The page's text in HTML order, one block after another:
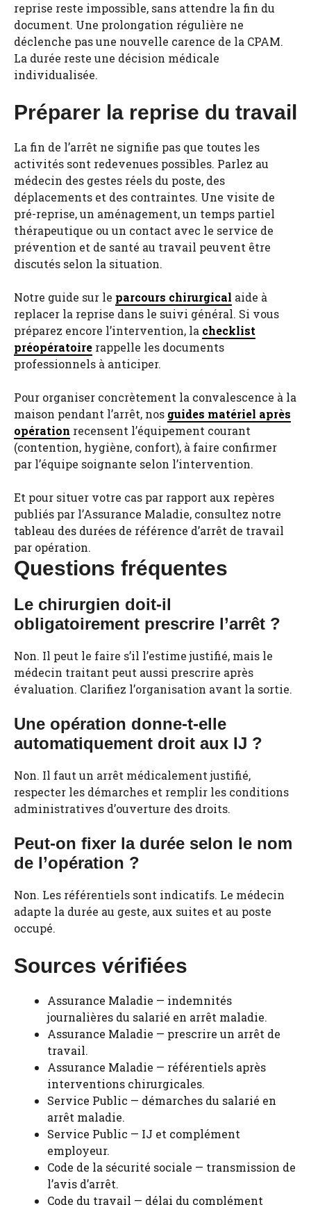
reprise reste impossible, sans attendre la fin du
document. Une prolongation régulière ne
déclenche pas une nouvelle carence de la CPAM.
La durée reste une décision médicale
individualisée.
Préparer la reprise du travail
La fin de l’arrêt ne signifie pas que toutes les
activités sont redevenues possibles. Parlez au
médecin des gestes réels du poste, des
déplacements et des contraintes. Une visite de
pré-reprise, un aménagement, un temps partiel
thérapeutique ou un contact avec le service de
prévention et de santé au travail peuvent être
discutés selon la situation.
Notre guide sur le parcours chirurgical aide à
replacer la reprise dans le suivi général. Si vous
préparez encore l’intervention, la checklist
préopératoire rappelle les documents
professionnels à anticiper.
Pour organiser concrètement la convalescence à la
maison pendant l’arrêt, nos guides matériel après
opération recensent l’équipement courant
(contention, hygiène, confort), à faire confirmer
par l’équipe soignante selon l’intervention.
Et pour situer votre cas par rapport aux repères
publiés par l’Assurance Maladie, consultez notre
tableau des durées de référence d’arrêt de travail
par opération.
Questions fréquentes
Le chirurgien doit-il
obligatoirement prescrire l’arrêt ?
Non. Il peut le faire s’il l’estime justifié, mais le
médecin traitant peut aussi prescrire après
évaluation. Clarifiez l’organisation avant la sortie.
Une opération donne-t-elle
automatiquement droit aux IJ ?
Non. Il faut un arrêt médicalement justifié,
respecter les démarches et remplir les conditions
administratives d’ouverture des droits.
Peut-on fixer la durée selon le nom
de l’opération ?
Non. Les référentiels sont indicatifs. Le médecin
adapte la durée au geste, aux suites et au poste
occupé.
Sources vérifiées
Assurance Maladie — indemnités
journalières du salarié en arrêt maladie.
Assurance Maladie — prescrire un arrêt de
travail.
Assurance Maladie — référentiels après
interventions chirurgicales.
Service Public — démarches du salarié en
arrêt maladie.
Service Public — IJ et complément
employeur.
Code de la sécurité sociale — transmission de
l’avis d’arrêt.
Code du travail — délai du complément